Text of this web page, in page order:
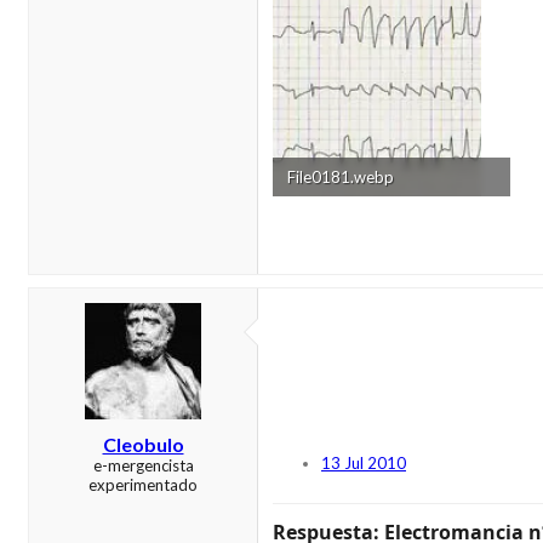
File0181.webp
Cleobulo
e-mergencista
experimentado
13 Jul 2010
Respuesta: Electromancia